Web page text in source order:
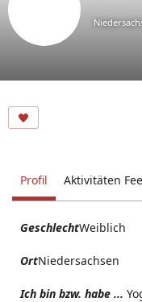
Profil Aktivitäten
GeschlechtWeiblich
OrtNiedersachsen
Ich bin bzw. habe ...